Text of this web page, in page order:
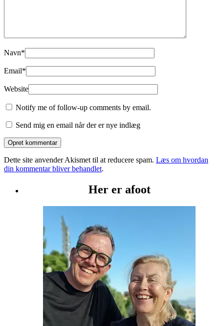
Navn*
Email*
Website
Notify me of follow-up comments by email.
Send mig en email når der er nye indlæg
Dette site anvender Akismet til at reducere spam. Læs om hvordan
din kommentar bliver behandlet.
Her er afoot